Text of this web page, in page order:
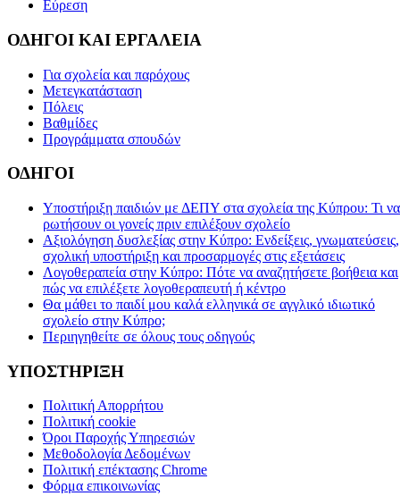
Εύρεση
ΟΔΗΓΟΙ ΚΑΙ ΕΡΓΑΛΕΙΑ
Για σχολεία και παρόχους
Μετεγκατάσταση
Πόλεις
Βαθμίδες
Προγράμματα σπουδών
ΟΔΗΓΟΙ
Υποστήριξη παιδιών με ΔΕΠΥ στα σχολεία της Κύπρου: Τι να
ρωτήσουν οι γονείς πριν επιλέξουν σχολείο
Αξιολόγηση δυσλεξίας στην Κύπρο: Ενδείξεις, γνωματεύσεις,
σχολική υποστήριξη και προσαρμογές στις εξετάσεις
Λογοθεραπεία στην Κύπρο: Πότε να αναζητήσετε βοήθεια και
πώς να επιλέξετε λογοθεραπευτή ή κέντρο
Θα μάθει το παιδί μου καλά ελληνικά σε αγγλικό ιδιωτικό
σχολείο στην Κύπρο;
Περιηγηθείτε σε όλους τους οδηγούς
ΥΠΟΣΤΗΡΙΞΗ
Πολιτική Απορρήτου
Πολιτική cookie
Όροι Παροχής Υπηρεσιών
Μεθοδολογία Δεδομένων
Πολιτική επέκτασης Chrome
Φόρμα επικοινωνίας